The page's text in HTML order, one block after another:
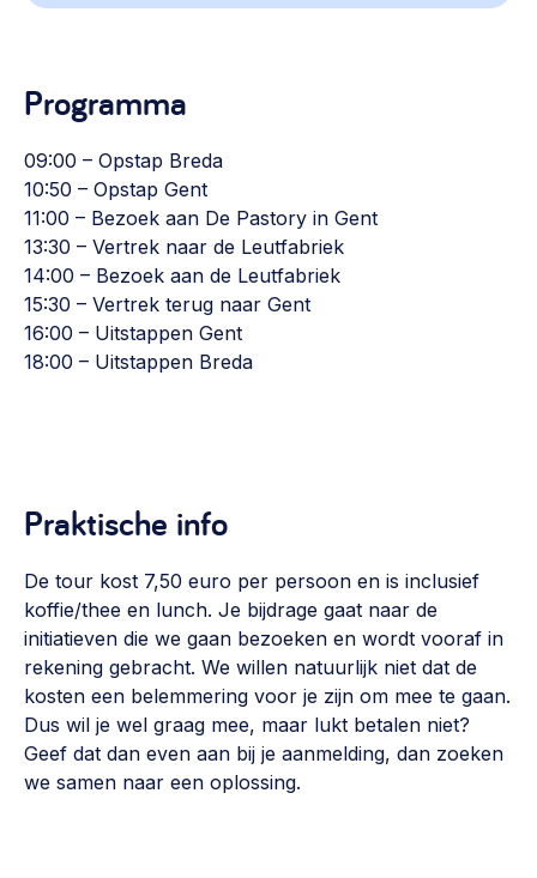
Programma
09:00 – Opstap Breda
10:50 – Opstap Gent
11:00 – Bezoek aan De Pastory in Gent
13:30 – Vertrek naar de Leutfabriek
14:00 – Bezoek aan de Leutfabriek
15:30 – Vertrek terug naar Gent
16:00 – Uitstappen Gent
18:00 – Uitstappen Breda
Praktische info
De tour kost 7,50 euro per persoon en is inclusief
koffie/thee en lunch. Je bijdrage gaat naar de
initiatieven die we gaan bezoeken en wordt vooraf in
rekening gebracht. We willen natuurlijk niet dat de
kosten een belemmering voor je zijn om mee te gaan.
Dus wil je wel graag mee, maar lukt betalen niet?
Geef dat dan even aan bij je aanmelding, dan zoeken
we samen naar een oplossing.